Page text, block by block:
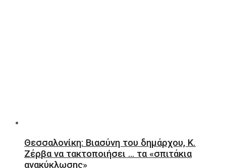
Θεσσαλονίκη: Βιασύνη του δημάρχου, Κ.
Ζέρβα να τακτοποιήσει … τα «σπιτάκια
ανακύκλωσης»